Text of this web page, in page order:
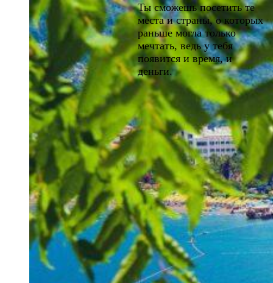
Ты сможешь посетить те
места и страны, о которых
раньше могла только
мечтать, ведь у тебя
появится и время, и
деньги.